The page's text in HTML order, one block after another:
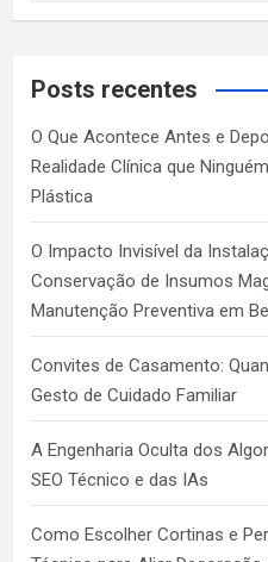
a
c
Posts recentes
O Que Acontece Antes e
Realidade Clínica que
Plástica
O Impacto Invisível da
Conservação de Insumos
Manutenção Preventiva em
Convites de Casamento:
Gesto de Cuidado Familiar
A Engenharia Oculta dos
SEO Técnico e das IAs
Como Escolher Cortinas e